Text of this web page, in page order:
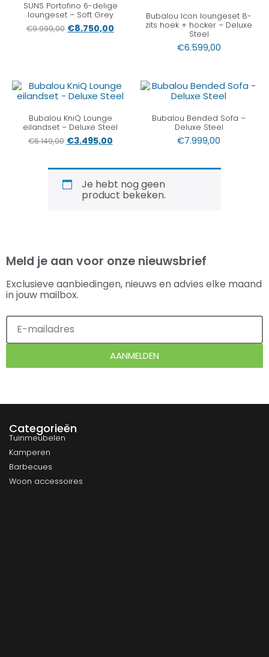
SUNS Portofino 6-delige
loungeset – Soft Grey
€9.999,00 €8.750,00
Bubalou Icon loungeset 8-
zits hoek + hocker – Deluxe
Steel
€6.599,00
Bubalou KniQ Lounge
eilandset – Deluxe Steel
€6.149,00 €3.495,00
Bubalou Bended Sofa –
Deluxe Steel
€7.999,00
Je hebt nog geen
product bekeken.
Meld je aan voor onze nieuwsbrief
Exclusieve aanbiedingen, nieuws en advies elke maand
in jouw mailbox.
AANMELDEN
Categorieën
Tuinmeubelen
Kamperen
Barbecues
Woon accessoires